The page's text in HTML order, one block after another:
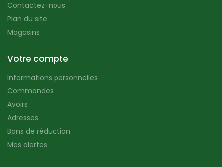
Contactez-nous
Plan du site
Magasins
Votre compte
Informations personnelles
Commandes
Avoirs
Adresses
Bons de réduction
Mes alertes